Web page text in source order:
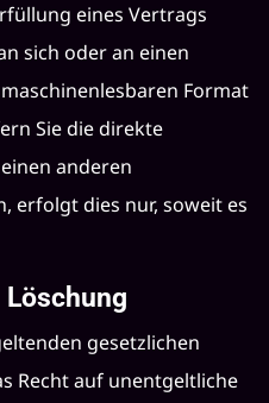
eines Vertrags
sich oder an einen
Format
Sie die direkte
anderen
erfolgt dies nur, soweit es
gesetzlichen
Recht auf unentgeltliche